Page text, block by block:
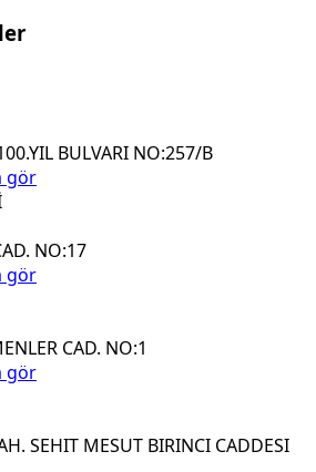
BULVARI NO:257/B
gör
NO:17
gör
CAD. NO:1
gör
SEHIT MESUT BIRINCI CADDESI